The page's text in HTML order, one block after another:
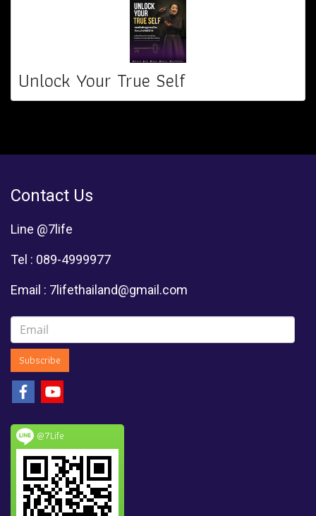
Unlock Your True Self
Contact Us
Line @7life
Tel : 089-4999977
Email : 7lifethailand@gmail.com
Subscribe
@7Life